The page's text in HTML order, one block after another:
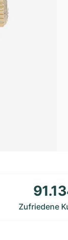
Zufriedene